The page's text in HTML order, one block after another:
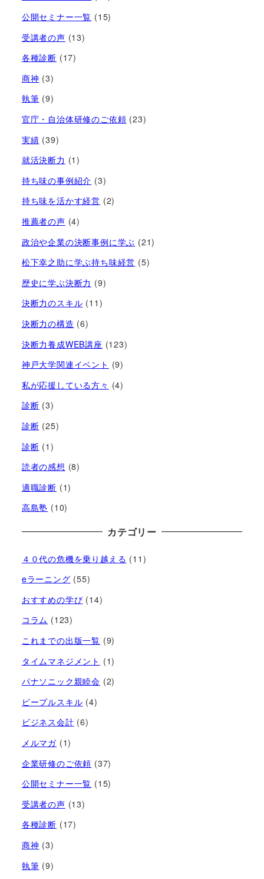
公開セミナー一覧 (15)
受講者の声 (13)
各種診断 (17)
商神 (3)
執筆 (9)
官庁・自治体研修のご依頼 (23)
実績 (39)
就活決断力 (1)
持ち味の事例紹介 (3)
持ち味を活かす経営​ (2)
推薦者の声 (4)
政治や企業の決断事例に学ぶ (21)
松下幸之助に学ぶ持ち味経営 (5)
歴史に学ぶ決断力 (9)
決断力のスキル (11)
決断力の構造 (6)
決断力養成WEB講座 (123)
神戸大学関連イベント (9)
私が応援している方々 (4)
診断 (3)
診断 (25)
診断 (1)
読者の感想 (8)
適職診断 (1)
高島塾 (10)
カテゴリー
４０代の危機を乗り越える (11)
eラーニング (55)
おすすめの学び (14)
コラム (123)
これまでの出版一覧 (9)
タイムマネジメント (1)
パナソニック親睦会 (2)
ピープルスキル (4)
ビジネス会計 (6)
メルマガ (1)
企業研修のご依頼 (37)
公開セミナー一覧 (15)
受講者の声 (13)
各種診断 (17)
商神 (3)
執筆 (9)